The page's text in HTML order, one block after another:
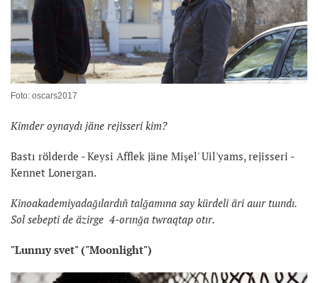
Foto: oscars2017
Kimder oynaydı jäne rejisseri kim?
Bastı rölderde - Keysi Afflek jäne Mişel' Uil'yams, rejisseri -
Kennet Lonergan.
Kinoakademiyadağılardıñ talğamına say kürdeli äri auır tuındı.
Sol sebepti de äzirge 4-orınğa twraqtap otır.
"Lunnıy svet" ("Moonlight")